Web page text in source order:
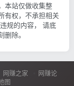
本站仅做收集整
有权，不承担相关
规的内容， 请底
除。
网赚之家
网赚论
图